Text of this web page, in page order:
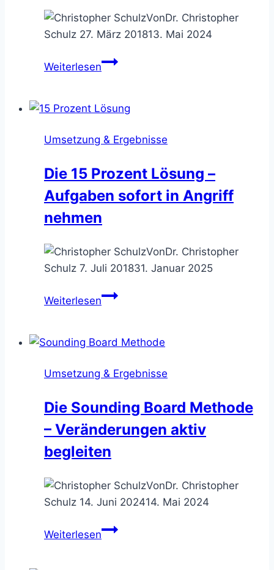
VonDr. Christopher
Schulz 27. März 201813. Mai 2024
WeiterlesenDas
Product
neue
rasch
verproben
Umsetzung & Ergebnisse
Die 15 Prozent Lösung –
Aufgaben sofort in Angriff
nehmen
VonDr. Christopher
Schulz 7. Juli 201831. Januar 2025
WeiterlesenDie
Lösung
Aufgaben
in
Angriff
Umsetzung & Ergebnisse
Die Sounding Board Methode
– Veränderungen aktiv
begleiten
VonDr. Christopher
Schulz 14. Juni 202414. Mai 2024
WeiterlesenDie